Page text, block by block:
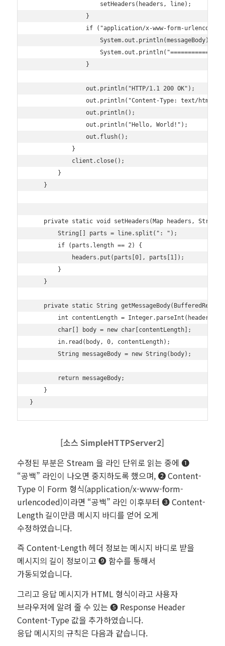
                    setHeaders(headers, line);
                }
if ("application/x-www-form-
                    System.out.println(messageBody);
                }
out.println("HTTP/1.1 200 OK");
out.println("Content-Type: text/
out.println();
out.println("Hello, World!");
out.flush();
            }
            client.close();
        }
    }
    private static void setHeaders(Map
headers, String
        String[] parts = line.split(": ");
        if (parts.length == 2) {
            headers.put(parts[0], parts[1]);
        }
    }
private static String getMessageBody(BufferedReader
int contentLength =
        char[] body = new char[contentLength];
        in.read(body, 0, contentLength);
        String messageBody = new String(body);
        return messageBody;
    }
[소스SimpleHTTPServer2]
수정된 부분은 Stream 을 라인 단위로 읽는 중에 ❶
“공백” 라인이 나오면 중지하도록 했으며, ❷ Content-
Type 이 Form 형식(application/x-www-form-
urlencoded)이라면 “공백” 라인 이후부터 ❸ Content-
Length 길이만큼 메시지 바디를 얻어 오게
수정하였습니다.
즉 Content-Length 헤더 정보는 메시지 바디로 받을
메시지의 길이 정보이고 ❾ 함수를 통해서
가동되었습니다.
그리고 응답 메시지가 HTML 형식이라고 사용자
브라우저에 알려 줄 수 있는 ❺ Response Header
Content-Type 값을 추가하였습니다.
응답 메시지의 규칙은 다음과 같습니다.